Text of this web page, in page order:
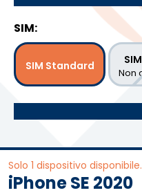
SIM:
SIM Standard Non
Solo 1 dispositivo disponibile.
iPhone SE 2020